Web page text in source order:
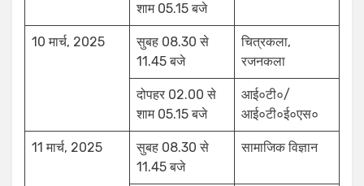
शाम 05.15 बजे
10 मार्च, 2025
सुबह 08.30 से
11.45 बजे
चित्रकला,
रजनकला
दोपहर 02.00 से
शाम 05.15 बजे
आई०टी०/
आई०टी०ई०एस०
11 मार्च, 2025
सुबह 08.30 से
11.45 बजे
सामाजिक विज्ञान